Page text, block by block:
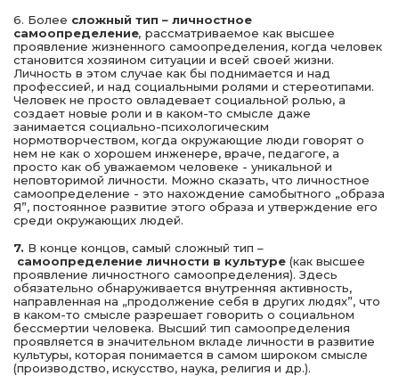
6. Более сложный тип – личностное
самоопределение, рассматриваемое как высшее
проявление жизненного самоопределения, когда человек
становится хозяином ситуации и всей своей жизни.
Личность в этом случае как бы поднимается и над
профессией, и над социальными ролями и стереотипами.
Человек не просто овладевает социальной ролью, а
создает новые роли и в каком-то смысле даже
занимается социально-психологическим
нормотворчеством, когда окружающие люди говорят о
нем не как о хорошем инженере, враче, педагоге, а
просто как об уважаемом человеке - уникальной и
неповторимой личности. Можно сказать, что личностное
самоопределение - это нахождение самобытного „образа
Я”, постоянное развитие этого образа и утверждение его
среди окружающих людей.
7. В конце концов, самый сложный тип –
самоопределение личности в культуре (как высшее
проявление личностного самоопределения). Здесь
обязательно обнаруживается внутренняя активность,
направленная на „продолжение себя в других людях”, что
в каком-то смысле разрешает говорить о социальном
бессмертии человека. Высший тип самоопределения
проявляется в значительном вкладе личности в развитие
культуры, которая понимается в самом широком смысле
(производство, искусство, наука, религия и др.).